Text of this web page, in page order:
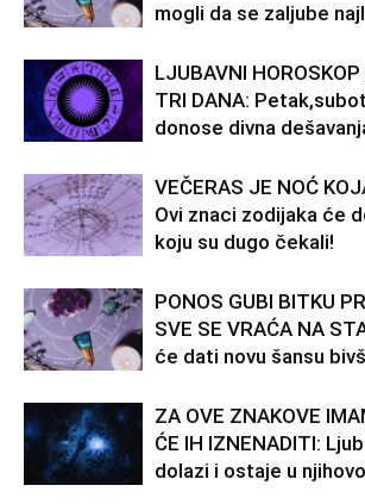
mogli da se zaljube
LJUBAVNI
TRI DANA:
donose divna
VEČERAS JE NOĆ
Ovi znaci zodijaka će
koju su dugo čekali!
PONOS GUBI BITKU
SVE SE VRAĆA NA
će dati novu šansu
ZA OVE ZNAKOVE
ĆE IH IZNENADITI:
dolazi i ostaje u